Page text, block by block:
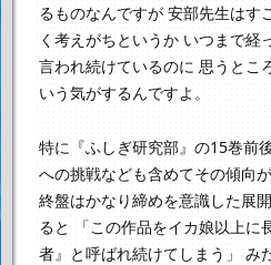
るものなんですが 安部先生はす
く考えがちというか いつまで経
言われ続けているのに 思うとこ
いう気がするんですよ。
特に『ふしぎ研究部』の15巻前
への挑戦なども含めてその傾向
終盤はかなり締めを意識した展
ると
「この作品をイカ娘以上
者』と呼ばれ続けてしまう」
み